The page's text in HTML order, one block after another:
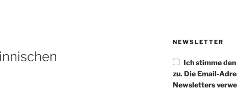
NEWSLETTER
Ich stimme
zu. Die Email-
Newsletters